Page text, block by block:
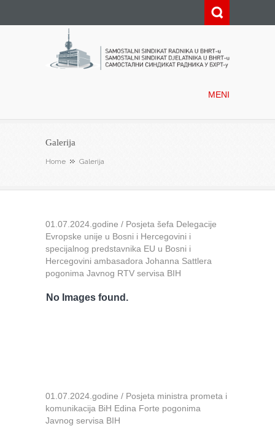
MENI
Galerija
Home Galerija
01.07.2024.godine / Posjeta šefa Delegacije
Evropske unije u Bosni i Hercegovini i
specijalnog predstavnika EU u Bosni i
Hercegovini ambasadora Johanna Sattlera
pogonima Javnog RTV servisa BIH
No Images found.
01.07.2024.godine / Posjeta ministra prometa i
komunikacija BiH Edina Forte pogonima
Javnog servisa BIH